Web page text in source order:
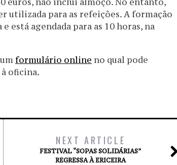
utilizada para as refeições. A formação
está agendada para as 10 horas, na
formulário online no qual pode
oficina.
NEXT ARTICLE
FESTIVAL “SOPAS SOLIDÁRIAS”
REGRESSA À ERICEIRA